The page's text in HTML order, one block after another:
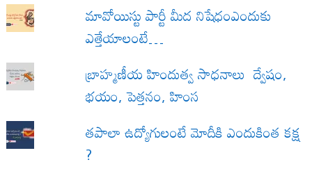
మావోయిస్టు పార్టీ మీద నిషేధంఎందుకు
ఎత్తేయాలంటే…
బ్రాహ్మణీయ హిందుత్వ సాధనాలు ద్వేషం,
భయం, పెత్తనం, హింస
త‌పాలా ఉద్యోగులంటే మోదీకి ఎందుకింత కక్ష
?